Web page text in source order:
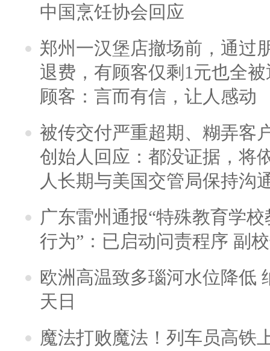
中国烹饪协会回应
郑州一汉堡店撤场前，通过
退费，有顾客仅剩1元也全
顾客：言而有信，让人感动
被传交付严重超期、糊弄客
创始人回应：都没证据，将
人长期与美国交管局保持沟
广东雷州通报“特殊教育学
行为”：已启动问责程序 副
欧洲高温致多瑙河水位降低
天日
魔法打败魔法！列车员高铁